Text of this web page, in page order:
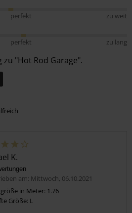
perfekt
zu weit
perfekt zu lang
zu "Hot Rod Garage".
K.
am: Mittwoch, 06.10.2021
in Meter: 1.76
Größe: L